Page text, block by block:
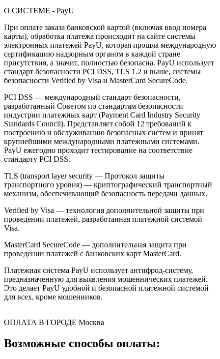
О СИСТЕМЕ - PayU
При оплате заказа банковской картой (включая ввод номера
карты), обработка платежа происходит на сайте системы
электронных платежей PayU, которая прошла международную
сертификацию надзорным органом в каждой стране
присутствия, а значит, полностью безопасна. PayU использует
стандарт безопасности PCI DSS, TLS 1.2 и выше, системы
безопасности Verified by Visa и MasterCard SecureCode.
PCI DSS — международный стандарт безопасности,
разработанный Советом по стандартам безопасности
индустрии платежных карт (Payment Card Industry Security
Standards Council). Представляет собой 12 требований к
построению и обслуживанию безопасных систем и принят
крупнейшими международными платежными системами.
PayU ежегодно проходит тестирование на соответствие
стандарту PCI DSS.
TLS (transport layer security — Протокол защиты
транспортного уровня) — криптографический транспортный
механизм, обеспечивающий безопасность передачи данных.
Verified by Visa — технология дополнительной защиты при
проведении платежей, разработанная платежной системой
Visa.
MasterCard SecureCode — дополнительная защита при
проведении платежей с банковских карт MasterCard.
Платежная система PayU использует антифрод-систему,
предназначенную для выявления мошеннических платежей.
Это делает PayU удобной и безопасной платежной системой
для всех, кроме мошенников.
ОПЛАТА В ГОРОДЕ Москва
Возможные способы оплаты: